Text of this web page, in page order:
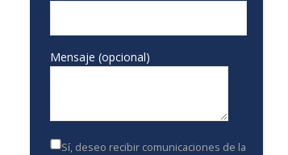
Mensaje (opcional)
Sí, deseo recibir comunicaciones de la